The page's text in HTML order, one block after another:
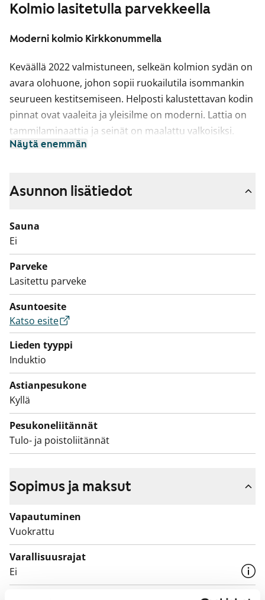
Kolmio lasitetulla parvekkeella
Moderni kolmio Kirkkonummella
Keväällä 2022 valmistuneen, selkeän kolmion sydän on
avara olohuone, johon sopii ruokailutila isommankin
seurueen kestitsemiseen. Helposti kalustettavan kodin
pinnat ovat vaaleita ja yleisilme on moderni. Lattia on
tammilaminaattia ja seinät on maalattu valkoisiksi.
Ikkunallisessa keittiössä on valkoiset, puusyykuvioiset
liesitaso, kalusteuuni, jääkaappipakastin ja
Kylpyhuoneessa on valkoiset SATOn Kide-malliston
kalusteet ja paikka pyykinpesukoneelle. Seinät ovat
valkoista laattaa ja lattia on harmaa. Lasitetulle
parvekkeelle on käynti olohuoneesta.
Näytä enemmän
Asunnon lisätiedot
Sauna
Ei
Parveke
Lasitettu parveke
Asuntoesite
Katso esite
Lieden tyyppi
Induktio
Astianpesukone
Kyllä
Pesukoneliitännät
Tulo- ja poistoliitännät
Sopimus ja maksut
Vapautuminen
Vuokrattu
Varallisuusrajat
Ei